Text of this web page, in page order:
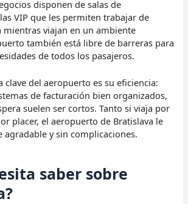
disponen de salas de
VIP que les permiten trabajar de
viajan en un ambiente
también está libre de barreras para
de todos los pasajeros.
clave del aeropuerto es su eficiencia:
de facturación bien organizados,
suelen ser cortos. Tanto si viaja por
placer, el aeropuerto de Bratislava le
agradable y sin complicaciones.
saber sobre